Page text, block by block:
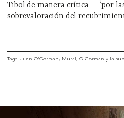
Tibol de manera crítica— “por
sobrevaloración del
Tags: Juan O'Gorman Mural O'Gorman y la